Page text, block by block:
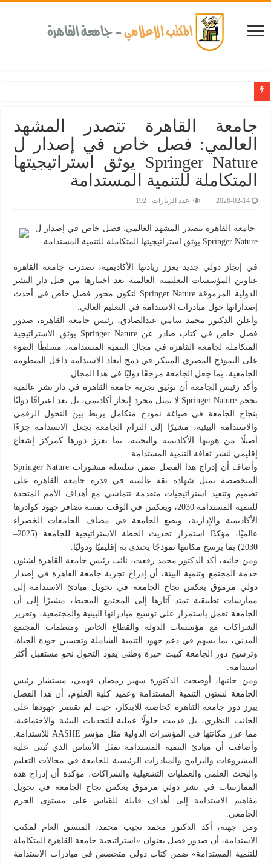
جامعة القاهرة تتصدر المشهد
العالمي: فصل خاص في إصدار ل
Springer Nature يوثق استراتيجيتها
المتكاملة للتنمية المستدامة‎
2026-02-14 عدد الزيارات : 192
جامعة القاهرة تتصدر المشهد العالمي: فصل خاص في إصدار ل
Springer Nature يوثق استراتيجيتها المتكاملة للتنمية المستدامة
في إنجاز دولي جديد يعزز ريادتها الأكاديمية، تصدرت جامعة القاهرة
عناوين المؤسسات التعليمية العالمية بعد اختيارها من قبل دار النشر
الدولية المرموقة Springer Nature لتكون محور فصل خاص في أحدث
إصداراتها حول مبادرات الاستدامة في التعليم العالي.
وأعلن الدكتور محمد سامي عبدالصادق، رئيس جامعة القاهرة، صدور
فصل خاص في كتاب صادر عن Springer Nature يوثق الاستراتيجية
المتكاملة لجامعة القاهرة في مجال التنمية المستدامة، مسلطًا الضوء
على النموذج المصري المبتكر في دمج أبعاد الاستدامة داخل المنظومة
الجامعية، بما جعل الجامعة مرجعًا دوليًا في هذا المجال.
وأكد رئيس الجامعة أن توثيق تجربة جامعة القاهرة في دار نشر عالمية
بحجم Springer Nature لا يمثل مجرد إنجاز أكاديمي، بل يعد اعترافًا دوليًا
بنجاح الجامعة في صياغة نموذج متكامل يربط بين التحول الرقمي
والاستدامة البيئية، مشيرًا إلى التزام الجامعة بجعل الاستدامة جزءًا
أصيلًا من هويتها الأكاديمية والبحثية، بما يعزز دورها كمركز إشعاع
إقليمي لنشر ثقافة التنمية المستدامة.
وأضاف أن إدراج هذا الفصل ضمن سلسلة منشورات Springer Nature
المتخصصة يمثل شهادة ثقة عالمية في قدرة جامعة القاهرة على
تصميم وتنفيذ استراتيجيات متقدمة تتماشى مع أهداف الأمم المتحدة
للتنمية المستدامة 2030، ويعكس في الوقت نفسه تضافر جهود كوادرها
الأكاديمية والإدارية، ويضع الجامعة في مصاف الجامعات الخضراء
عالميًا، مؤكدًا استمرار تحديث الخطة الاستراتيجية للجامعة (2025–
2030) بما يرسخ مكانتها نموذجًا يحتذى به إقليميًا ودوليًا.
ومن جانبه، أكد الدكتور محمد رفعت، نائب رئيس جامعة القاهرة لشئون
خدمة المجتمع وتنمية البيئة، أن إدراج تجربة جامعة القاهرة في إصدار
دولي مرموق يعكس نجاح الجامعة في تحويل مبادئ الاستدامة إلى
ممارسات تطبيقية تمتد آثارها إلى المجتمع المحيط، مشيرًا إلى أن
الجامعة تعمل باستمرار على توسيع مبادراتها البيئية والمجتمعية، وتعزيز
الشراكات مع مؤسسات الدولة والقطاع الخاص ومنظمات المجتمع
المدني، بما يسهم في دعم جهود التنمية الشاملة وتحسين جودة الحياة،
وترسيخ دور الجامعة كبيت خبرة وطني يقود التحول نحو مستقبل أكثر
استدامة.
ومن جانبها، أوضحت الدكتورة سهير رمضان فهمي، مستشار رئيس
الجامعة لشئون التنمية المستدامة وعميد كلية العلوم، أن هذا الفصل
يبرز دور جامعة القاهرة كحاضنة للابتكار، حيث لم تقتصر جهودها على
الجانب النظري، بل قدمت حلولًا عملية للتحديات البيئية والاجتماعية،
مما عزز مكانتها في المؤشرات الدولية مثل مؤشر AASHE للاستدامة.
وأضافت أن مبادئ التنمية المستدامة تمثل الأساس الذي تُبنى عليه
المشروعات والبرامج والمبادرات الرئيسية للجامعة في مجالات التعليم
والبحث العلمي والعمليات التشغيلية والشراكات، مؤكدة أن إدراج هذه
الممارسات في نشر دولي مرموق يعكس نجاح الجامعة في تحويل
مفاهيم الاستدامة إلى أهداف قابلة للقياس على مستوى الحرم
الجامعي.
ومن جهته، أكد الدكتور محمد نجيب محمد، المنسق العام لمكتب
الاستدامة، أن صدور فصل بعنوان «استراتيجية جامعة القاهرة المتكاملة
للتنمية المستدامة» ضمن كتاب دولي متخصص في مبادرات الاستدامة